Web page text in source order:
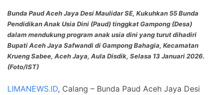
Bunda Paud Aceh Jaya Desi Maulidar SE, Kukuhkan 55 Bunda
Pendidikan Anak Usia Dini (Paud) tinggkat Gampong (Desa)
dalam mendukung program anak usia dini yang turut dihadiri
Bupati Aceh Jaya Safwandi di Gampong Bahagia, Kecamatan
Krueng Sabee, Aceh Jaya, Aula Disdik, Selasa 13 Januari 2026.
(Foto/IST)
LIMANEWS.ID, Calang – Bunda Paud Aceh Jaya Desi